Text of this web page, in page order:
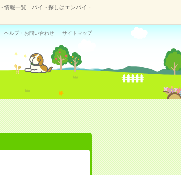
情報一覧｜バイト探しはエンバイト
ヘルプ・お問い合わせ サイトマップ